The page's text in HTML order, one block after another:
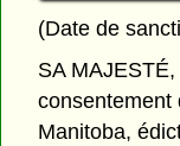
(Date de
SA
consentement
Manitoba,